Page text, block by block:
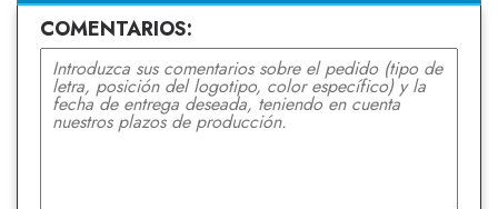
COMENTARIOS: